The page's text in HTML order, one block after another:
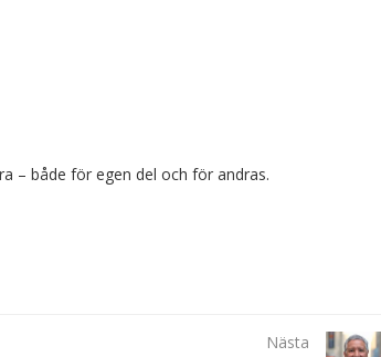
– både för egen del och för andras.
Nästa